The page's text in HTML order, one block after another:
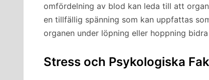
omfördelning av blod kan leda till att
en tillfällig spänning som kan uppfattas
organen under löpning eller hoppning
Stress och Psykologiska